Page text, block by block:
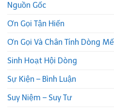
Nguồn Gốc
Ơn Gọi Tận Hiến
Ơn Gọi Và Chân Tính Dòng
Sinh Hoạt Hội Dòng
Sự Kiện – Bình Luận
Suy Niệm – Suy Tư